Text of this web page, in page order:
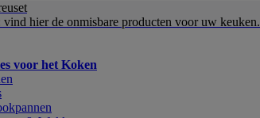
vind hier de onmisbare producten voor uw keuken.
voor het Koken